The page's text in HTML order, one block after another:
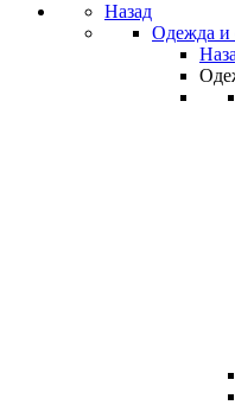
Назад
Одежда и